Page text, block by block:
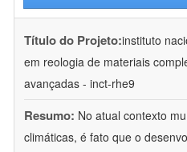
Título do Projeto:instituto
em reologia de materiais
avançadas - inct-rhe9
Resumo: No atual contexto
climáticas, é fato que o